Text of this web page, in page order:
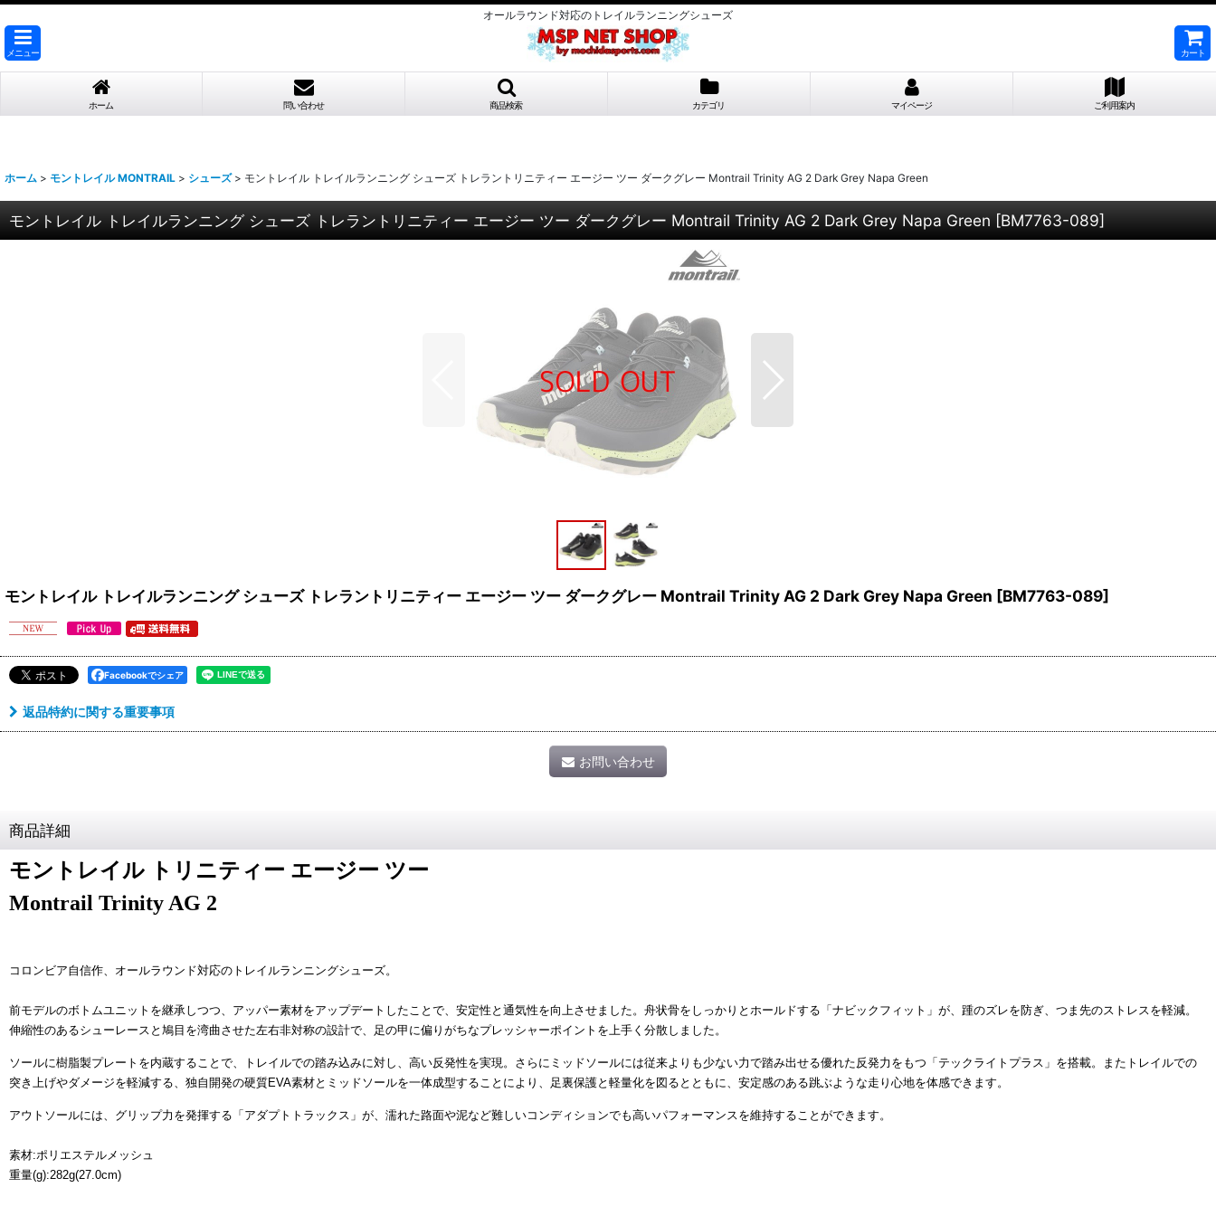
オールラウンド対応のトレイルランニングシューズ
メニュー カート
ホーム 問い合わせ 商品検索 カテゴリ マイページ ご利用案内
ホーム > モントレイル MONTRAIL > シューズ > モントレイル トレイルランニング シューズ トレラントリニティー エージー ツー ダークグレー Montrail Trinity AG 2 Dark Grey Napa Green
モントレイル トレイルランニング シューズ トレラントリニティー エージー ツー ダークグレー Montrail Trinity AG 2 Dark Grey Napa Green [BM7763-089]
モントレイル トレイルランニング シューズ トレラントリニティー エージー ツー ダークグレー Montrail Trinity AG 2 Dark Grey Napa Green [BM7763-089]
Facebookでシェア
返品特約に関する重要事項
お問い合わせ
商品詳細
モントレイル トリニティー エージー ツー
Montrail Trinity AG 2
コロンビア自信作、オールラウンド対応のトレイルランニングシューズ。
前モデルのボトムユニットを継承しつつ、アッパー素材をアップデートしたことで、安定性と通気性を向上させました。舟状骨をしっかりとホールドする「ナビックフィット」が、踵のズレを防ぎ、つま先のストレスを軽減。
伸縮性のあるシューレースと鳩目を湾曲させた左右非対称の設計で、足の甲に偏りがちなプレッシャーポイントを上手く分散しました。
ソールに樹脂製プレートを内蔵することで、トレイルでの踏み込みに対し、高い反発性を実現。さらにミッドソールには従来よりも少ない力で踏み出せる優れた反発力をもつ「テックライトプラス」を搭載。またトレイルでの
突き上げやダメージを軽減する、独自開発の硬質EVA素材とミッドソールを一体成型することにより、足裏保護と軽量化を図るとともに、安定感のある跳ぶような走り心地を体感できます。
アウトソールには、グリップ力を発揮する「アダプトトラックス」が、濡れた路面や泥など難しいコンディションでも高いパフォーマンスを維持することができます。
素材:ポリエステルメッシュ
重量(g):282g(27.0cm)